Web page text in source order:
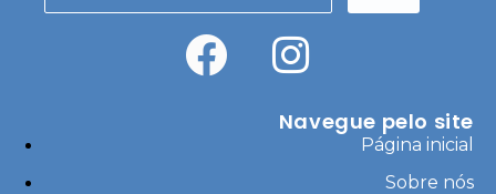
Navegue pelo site
Página inicial
Sobre nós